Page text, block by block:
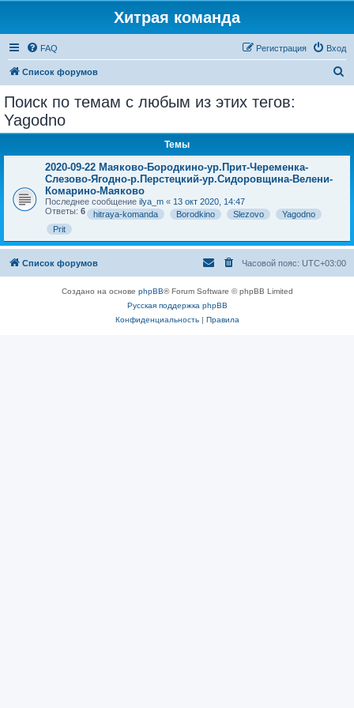
Хитрая команда
FAQ Вход
Регистрация
Список форумов
Поиск по темам с любым из этих тегов:
Yagodno
Темы
2020-09-22 Маяково-Бородкино-ур.Прит-Череменка-
Слезово-Ягодно-р.Перстецкий-ур.Сидоровщина-Велени-
Комарино-Маяково
Последнее сообщение ilya_m « 13 окт 2020, 14:47
Ответы: 6 hitraya-komanda Borodkino Slezovo
Yagodno
Prit
Список форумов Часовой пояс: UTC+03:00
Создано на основе phpBB® Forum Software © phpBB Limited
Русская поддержка phpBB
Конфиденциальность| Правила